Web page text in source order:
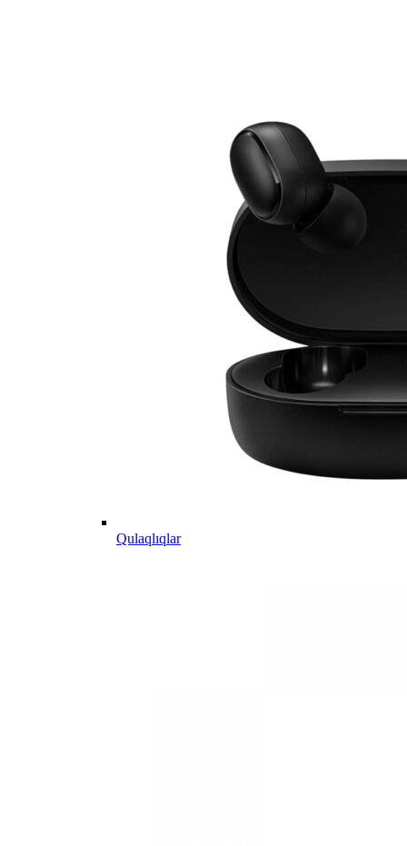
Qulaqlıqlar